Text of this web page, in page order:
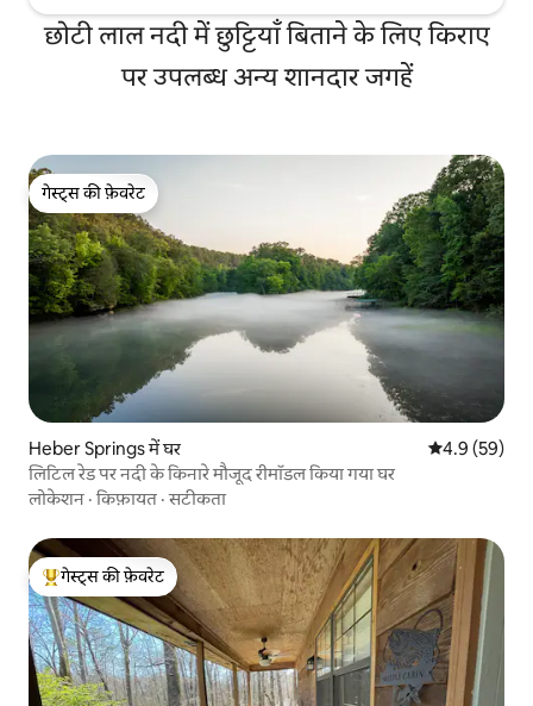
छोटी लाल नदी में छुट्टियाँ बिताने के लिए किराए
पर उपलब्ध अन्य शानदार जगहें
गेस्ट्स की फ़ेवरेट
गेस्ट्स की फ़ेवरेट
Heber Springs में घर औसत रेटिंग 5 में
4.9 (59)
लिटिल रेड पर नदी के किनारे मौजूद रीमॉडल किया गया घर
लोकेशन ·किफ़ायत ·सटीकता
गेस्ट्स का टॉप फ़ेवरेट
गेस्ट्स की फ़ेवरेट